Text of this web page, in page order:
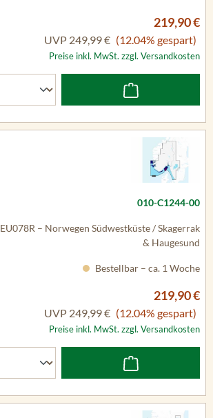
219,90 €
UVP 249,99 € (12.04% gespart)
Preise inkl. MwSt. zzgl. Versandkosten
010-C1244-00
EU078R – Norwegen Südwestküste / Skagerrak
& Haugesund
Bestellbar – ca. 1 Woche
219,90 €
UVP 249,99 € (12.04% gespart)
Preise inkl. MwSt. zzgl. Versandkosten